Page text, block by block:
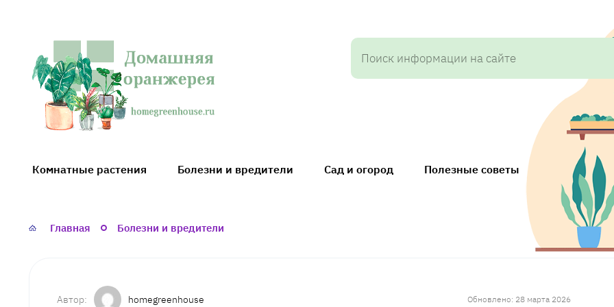
Домашняя
оранжерея
Комнатные растения Болезни и вредители Сад и огород Полезные советы
Главная Болезни и вредители
homegreenhouse Обновлено: 28 марта 2026